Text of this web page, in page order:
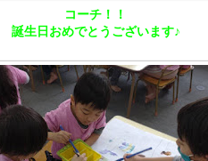
コーチ！！
誕生日おめでとうございます♪